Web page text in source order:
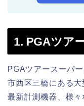
1. PGAツア
PGAツアースーパ
市西区三橋にある
最新計測機器、様